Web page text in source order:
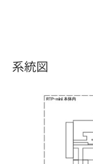
系統図